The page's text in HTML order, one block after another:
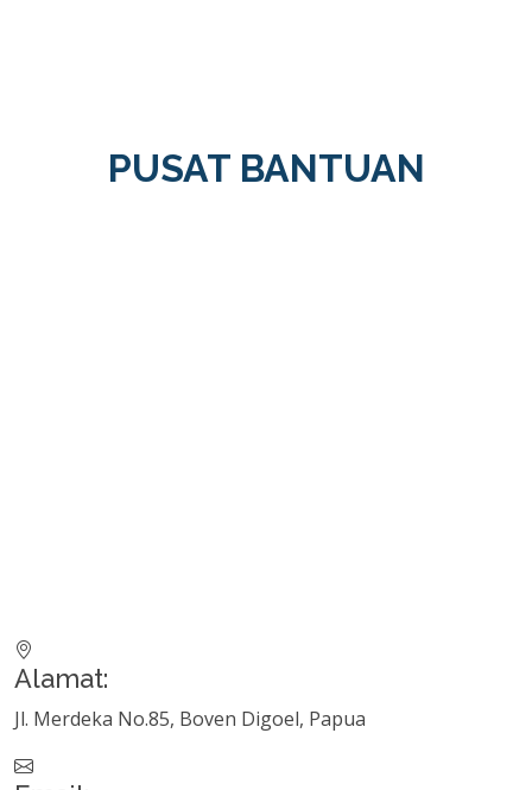
PUSAT BANTUAN
Alamat:
Jl. Merdeka No.85, Boven Digoel, Papua